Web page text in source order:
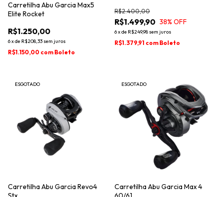
Carretilha Abu Garcia Max5
Elite Rocket
R$1.250,00
6xde R$208,33 sem juros
R$1.150,00 com Boleto
R$1.499,90
R$2.400,00
38% OFF
6xde R$249,98 sem juros
R$1.379,91 com Boleto
ESGOTADO
Carretilha Abu Garcia Revo4
ESGOTADO
Carretilha Abu Garcia Max 4